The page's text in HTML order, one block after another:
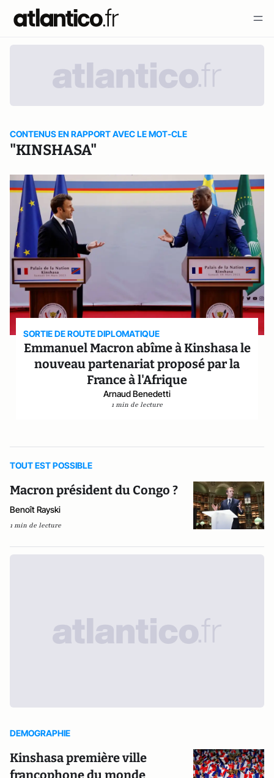
CONTENUS EN RAPPORT AVEC LE MOT-CLE
"KINSHASA"
SORTIE DE ROUTE DIPLOMATIQUE
Emmanuel Macron abîme à Kinshasa le
nouveau partenariat proposé par la
France à l'Afrique
Arnaud Benedetti
1 min de lecture
TOUT EST POSSIBLE
Macron président du Congo ?
Benoît Rayski
1 min de lecture
DEMOGRAPHIE
Kinshasa première ville
francophone du monde